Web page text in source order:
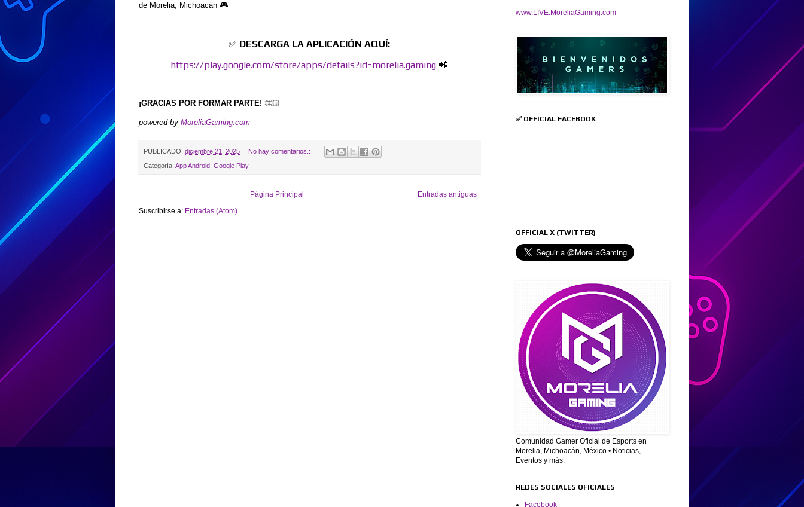
de Morelia, Michoacán 🎮
✅ DESCARGA LA APLICACIÓN AQUÍ:
https://play.google.com/store/apps/details?id=morelia.gaming 📲
¡GRACIAS POR FORMAR PARTE! 👏🏻
powered by MoreliaGaming.com
PUBLICADO: diciembre 21, 2025 No hay comentarios.:
Categoría: App Android Google Play
Entradas antiguas
Página Principal
Suscribirse a: Entradas (Atom)
www.LIVE.MoreliaGaming.com
✅ OFFICIAL FACEBOOK
OFFICIAL X (TWITTER)
Comunidad Gamer Oficial de Esports en
Morelia, Michoacán, México • Noticias,
Eventos y más.
REDES SOCIALES OFICIALES
Facebook